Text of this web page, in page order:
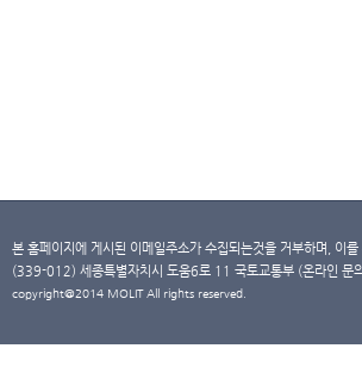
본 홈페이지에 게시된 이메일주소가 수집되는것을 거부하며, 이
(339-012) 세종특별자치시 도움6로 11 국토교통부 (온라인
copyright@2014 MOLIT All rights reserved.